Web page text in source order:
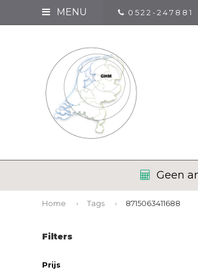
MENU 0 5 2 2 - 2 4 7 8 8 1
Geen
Home Tags 8715063411688
Filters
Prijs